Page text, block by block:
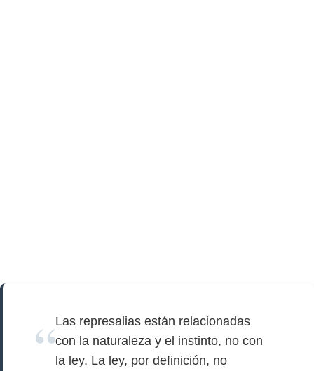
Las represalias están relacionadas
con la naturaleza y el instinto, no con
la ley. La ley, por definición, no